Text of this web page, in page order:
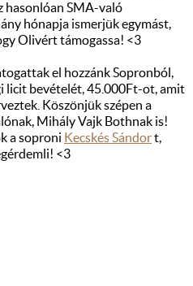
hasonlóan SMA-való
hónapja ismerjük egymást,
Olivért támogassa! <3
el hozzánk Sopronból,
licit bevételét, 45.000Ft-ot, amit
Köszönjük szépen a
Mihály Vajk Bothnak is!
a soproni Kecskés Sándort,
<3